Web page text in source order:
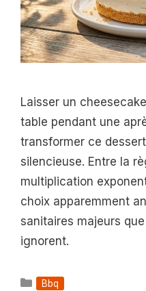
Laisser un
table pendant une
transformer ce
silencieuse. Entre la
multiplication
choix apparemment
sanitaires majeurs
ignorent.
Catégories
Bbq